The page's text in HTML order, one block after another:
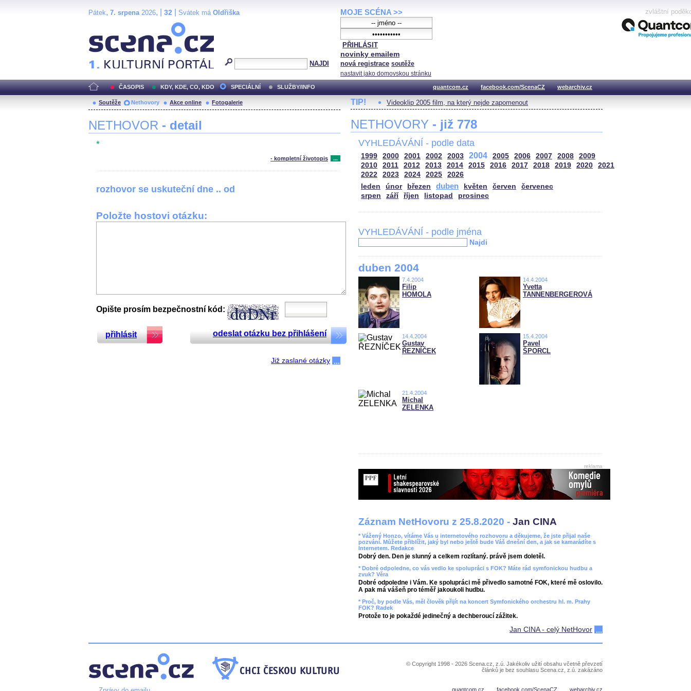
Pátek, 7. srpena2026, | 32 Svátek má Oldřiška
NAJDI
MOJE SCÉNA >>
PŘIHLÁSIT
novinky emailem
nová registrace soutěže
nastavit jako domovskou stránku
zvláštní
ČASOPIS KDY, KDE, CO, KDO SPECIÁLNÍ SLUŽBY/INFO quantcom.cz facebook.com/ScenaCZ webarchiv.cz
Soutěže Nethovory Akce online Fotogalerie
NETHOVOR - detail
*
- kompletní životopis ...
rozhovor se uskuteční dne .. od
Položte hostovi otázku:
Opište prosím bezpečnostní kód:
přihlásit odeslat otázku bez přihlášení
Již zaslané otázky
TIP! Videoklip 2005 film, na který nejde zapomenout
NETHOVORY - již 778
VYHLEDÁVÁNÍ - podle data
1999 2000 2001 2002 2003 2004 2005 2006 2007 2008
2009
2010
2011 2012 2013 2014 2015 2016 2017 2018 2019 2020
2021
2022
2023 2024 2025
2026
leden
únor březen duben květen červen
červenec
srpen
září říjen listopad prosinec
VYHLEDÁVÁNÍ - podle jména
Najdi
duben 2004
7.4.2004
Filip
HOMOLA
14.4.2004
Yvetta
TANNENBERGEROVÁ
14.4.2004
Gustav
ŘEZNÍČEK
15.4.2004
Pavel
ŠPORCL
21.4.2004
Michal
ZELENKA
reklama
Záznam NetHovoru z 25.8.2020 - Jan CINA
* Vážený Honzo, vítáme Vás u internetového rozhovoru a děkujeme, že jste přijal naše
pozvání. Můžete přiblížit, jaký byl nebo ještě bude Váš dnešní den, a jak se kamarádíte s
Internetem. Redakce
Dobrý den. Den je slunný a celkem rozlítaný. právě jsem doletěl.
* Dobré odpoledne, co vás vedlo ke spolupráci s FOK? Máte rád symfonickou hudbu a
zvuk? Věra
Dobré odpoledne i Vám. Ke spolupráci mě přivedlo samotné FOK, které mě oslovilo.
A pak má vášeň pro téměř jakoukoli hudbu.
* Proč, by podle Vás, měl člověk přijít na koncert Symfonického orchestru hl. m. Prahy
FOK? Radek
Protože to je pokaždé jedinečný a dechberoucí zážitek.
Jan CINA - celý NetHovor
© Copyright 1998 - 2026 Scena.cz, z.ú. Jakékoliv užití obsahu včetně převzetí
článků je bez souhlasu Scena.cz, z.ú. zakázáno
quantcom.cz facebook.com/ScenaCZ webarchiv.cz